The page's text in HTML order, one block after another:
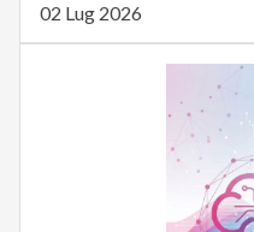
02 Lug 2026